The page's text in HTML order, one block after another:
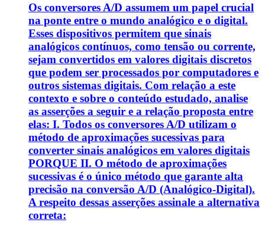
Os conversores A/D assumem um papel crucial
na ponte entre o mundo analógico e o digital.
Esses dispositivos permitem que sinais
analógicos contínuos, como tensão ou corrente,
sejam convertidos em valores digitais discretos
que podem ser processados por computadores e
outros sistemas digitais. Com relação a este
contexto e sobre o conteúdo estudado, analise
as asserções a seguir e a relação proposta entre
elas: I. Todos os conversores A/D utilizam o
método de aproximações sucessivas para
converter sinais analógicos em valores digitais
PORQUE II. O método de aproximações
sucessivas é o único método que garante alta
precisão na conversão A/D (Analógico-Digital).
A respeito dessas asserções assinale a alternativa
correta: